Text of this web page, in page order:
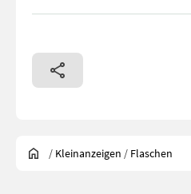
/ Kleinanzeigen / Flaschen